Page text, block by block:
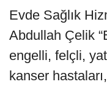
Evde Sağlık
Abdullah Çelik
engelli, felçli,
kanser